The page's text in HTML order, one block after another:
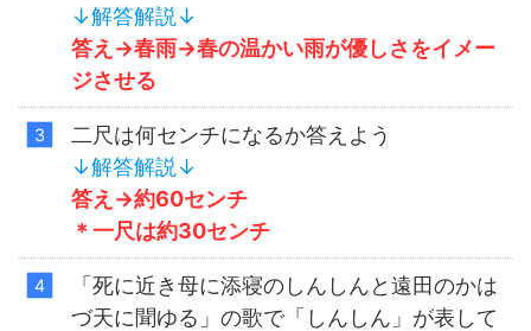
↓解答解説↓
答え→春雨→春の温かい雨が優しさをイメー
ジさせる
二尺は何センチになるか答えよう
↓解答解説↓
答え→約60センチ
＊一尺は約30センチ
「死に近き母に添寝のしんしんと遠田のかは
づ天に聞ゆる」の歌で「しんしん」が表して